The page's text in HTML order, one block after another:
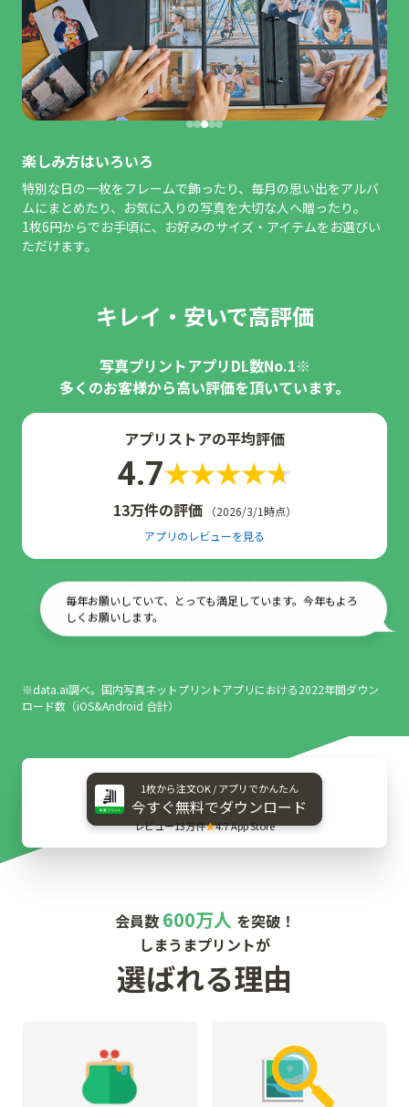
楽しみ方はいろいろ
特別な日の一枚をフレームで飾ったり、毎月の思い出をアルバ
ムにまとめたり、お気に入りの写真を大切な人へ贈ったり。
1枚6円からでお手頃に、お好みのサイズ・アイテムをお選びい
ただけます。
キレイ・安いで高評価
写真プリントアプリDL数No.1※
多くのお客様から高い評価を頂いています。
アプリストアの平均評価
4.7
13万件の評価
（2026/3/1時点）
アプリのレビューを見る
綺麗で早い郵送で嬉しい、何より格安です。
毎年お願いしていて、とっても満足しています。今年もよろ
しくお願いします。
※data.ai調べ。国内写真ネットプリントアプリにおける2022年間ダウン
ロード数（iOS&Android 合計）
1枚から​注文OK / アプリで​かんたん
今すぐ​無料で​ダウンロード
レビュー13万件★4.7 App Store
会員数 600万人 を突破！
しまうまプリントが
選ばれる理由